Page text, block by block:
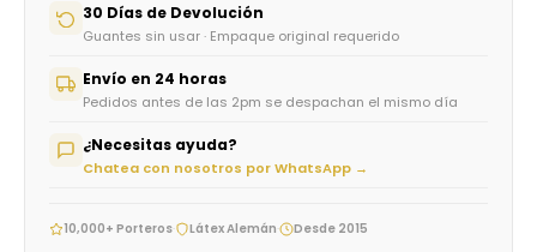
30 Días de Devolución
Guantes sin usar · Empaque original requerido
Envío en 24 horas
Pedidos antes de las 2pm se despachan el mismo día
¿Necesitas ayuda?
Chatea con nosotros por WhatsApp →
10,000+ Porteros Látex Alemán Desde 2015